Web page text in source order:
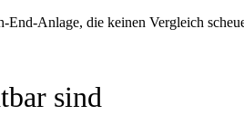
Anlage, die keinen Vergleich
sind